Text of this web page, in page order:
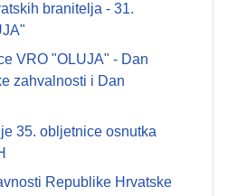
branitelja - 31.
VRO "OLUJA" - Dan
zahvalnosti i Dan
35. obljetnice osnutka
Republike Hrvatske